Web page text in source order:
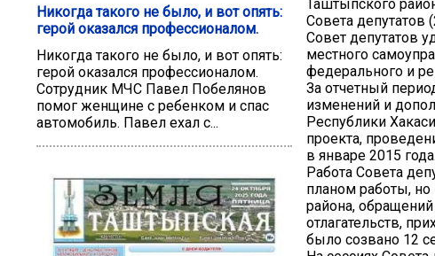
Никогда такого не было, и вот опять:
герой оказался профессионалом.
Никогда такого не было, и вот опять:
герой оказался профессионалом.
Сотрудник МЧС Павел Побелянов
помог женщине с ребенком и спас
автомобиль. Павел ехал с...
Таштыпского
Совета депутатов
Совет депутатов
местного
федерального и
За отчетный
изменений и
Республики
проекта,
в январе 2015 года.
Работа Совета
планом работы,
района,
отлагательств,
было созвано 12